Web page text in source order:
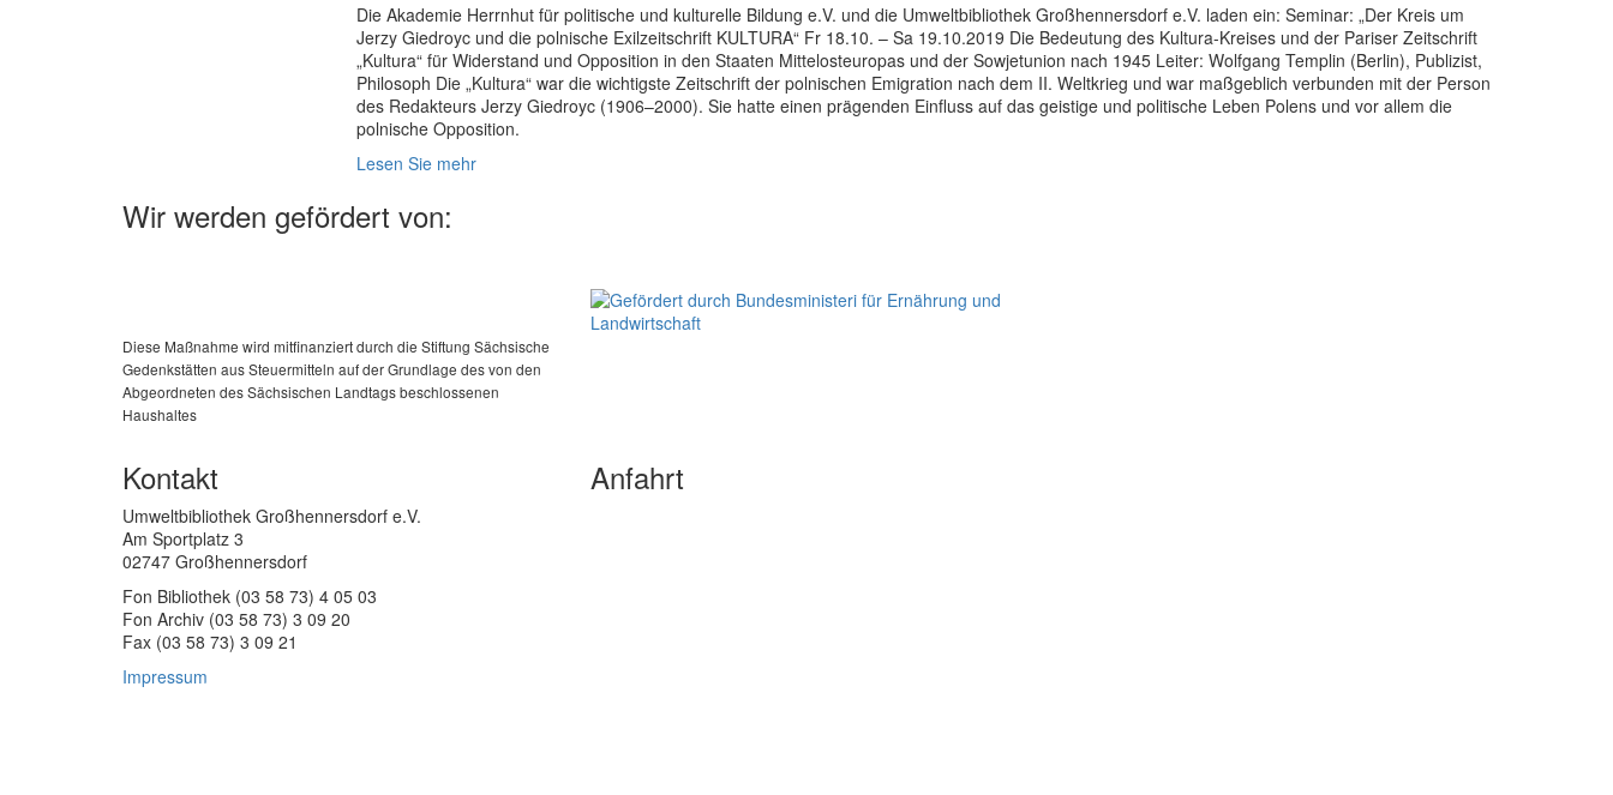
Die Akademie Herrnhut für politische und kulturelle Bildung e.V. und die Umweltbibliothek Großhennersdorf e.V. laden ein: Seminar: „Der Kreis um
Jerzy Giedroyc und die polnische Exilzeitschrift KULTURA“ Fr 18.10. – Sa 19.10.2019 Die Bedeutung des Kultura-Kreises und der Pariser Zeitschrift
„Kultura“ für Widerstand und Opposition in den Staaten Mittelosteuropas und der Sowjetunion nach 1945 Leiter: Wolfgang Templin (Berlin), Publizist,
Philosoph Die „Kultura“ war die wichtigste Zeitschrift der polnischen Emigration nach dem II. Weltkrieg und war maßgeblich verbunden mit der Person
des Redak­teurs Jerzy Giedroyc (1906–2000). Sie hatte einen prägenden Einfluss auf das geistige und politische Leben Polens und vor allem die
polnische Opposition.
Lesen Sie mehr
Wir werden gefördert von:
Diese Maßnahme wird mitfinanziert durch die Stiftung Sächsische
Gedenkstätten aus Steuermitteln auf der Grundlage des von den
Abgeordneten des Sächsischen Landtags beschlossenen
Haushaltes
Kontakt
Umweltbibliothek Großhennersdorf e.V.
Am Sportplatz 3
02747 Großhennersdorf
Fon Bibliothek (03 58 73) 4 05 03
Fon Archiv (03 58 73) 3 09 20
Fax (03 58 73) 3 09 21
Impressum
Anfahrt